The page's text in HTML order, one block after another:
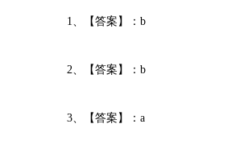
1、【答案】：b
2、【答案】：b
3、【答案】：a